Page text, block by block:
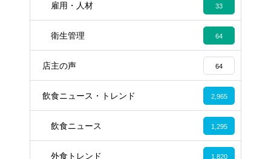
雇用・人材 33
衛生管理 64
店主の声 64
飲食ニュース・トレンド 2,965
飲食ニュース 1,295
外食トレンド 1,820